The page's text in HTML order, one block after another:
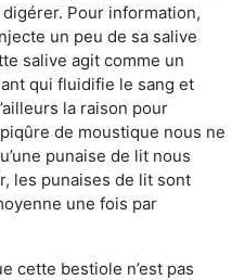
Pour information,
un peu de sa salive
salive agit comme un
qui fluidifie le sang et
la raison pour
de moustique nous ne
punaise de lit nous
les punaises de lit sont
une fois par
cette bestiole n’est pas